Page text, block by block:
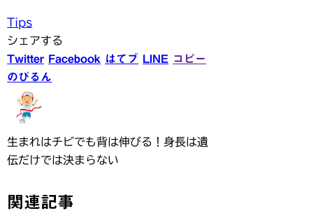
Tips
シェアする
Twitter Facebook はてブ LINE コピー
のびるん
生まれはチビでも背は伸びる！身長は遺
伝だけでは決まらない
関連記事